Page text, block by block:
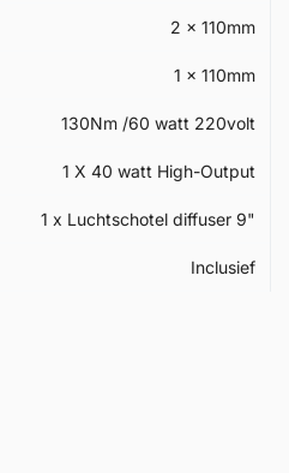
2 x 110mm
1 x 110mm
130Nm /60 watt 220volt
1 X 40 watt High-Output
1 x Luchtschotel diffuser 9"
Inclusief